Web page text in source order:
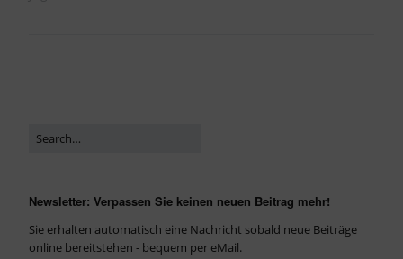
Newsletter: Verpassen Sie keinen neuen Beitrag mehr!
Sie erhalten automatisch eine Nachricht sobald neue Beiträge
online bereitstehen - bequem per eMail.